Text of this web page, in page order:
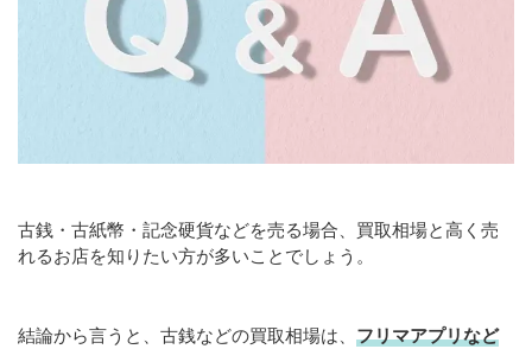
古銭・古紙幣・記念硬貨などを売る場合、買取相場と高く売
れるお店を知りたい方が多いことでしょう。
結論から言うと、古銭などの買取相場は、 フリマアプリなど